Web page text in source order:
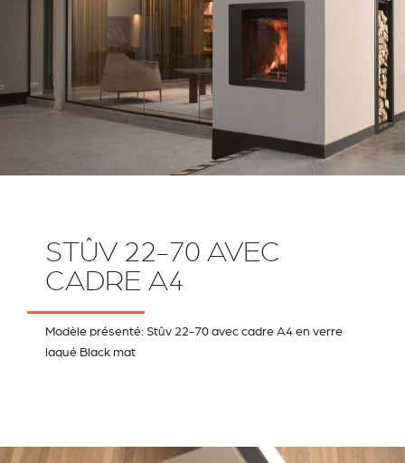
STÛV 22-70 AVEC
CADRE A4
Modèle présenté: Stûv 22-70 avec cadre A4 en verre
laqué Black mat